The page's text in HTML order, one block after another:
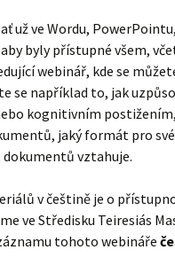
už ve Wordu,
byly přístupné všem,
webinář, kde se
se například to, jak
kognitivním
jaký formát pro
vztahuje.
v češtině je o
ve Středisku Teiresiás
tohoto webináře